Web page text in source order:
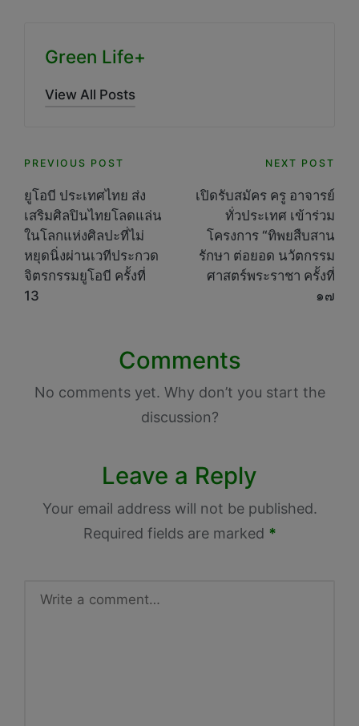
Green Life+
View All Posts
Post
navigation
PREVIOUS POST
ยูโอบี ประเทศไทย ส่ง
เสริมศิลปินไทยโลดแล่น
ในโลกแห่งศิลปะที่ไม่
หยุดนิ่งผ่านเวทีประกวด
จิตรกรรมยูโอบี ครั้งที่
13
NEXT POST
เปิดรับสมัคร ครู อาจารย์
ทั่วประเทศ เข้าร่วม
โครงการ “ทิพยสืบสาน
รักษา ต่อยอด นวัตกรรม
ศาสตร์พระราชา ครั้งที่
๑๗
Comments
No comments yet. Why don’t you start the
discussion?
Leave a Reply
Your email address will not be published.
Required fields are marked *